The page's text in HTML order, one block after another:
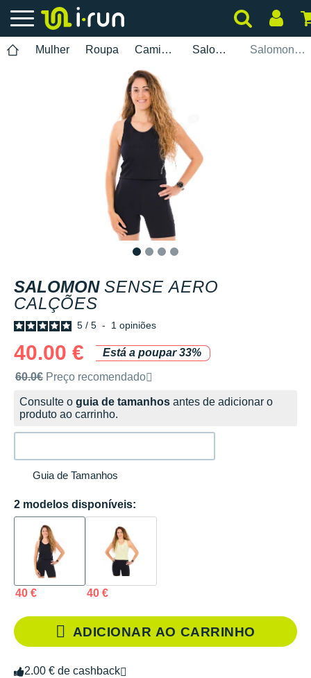
Mulher Roupa Camisolas Sem Mangas Salomon Salomon Sense Aero Calções
SALOMON SENSE AERO
CALÇÕES
5 / 5 - 1 opiniões
40.00 €
Está a poupar 33%
Preço de venda recomendado pela marca
60.0€ Preço recomendado
Consulte o guia de tamanhos antes de adicionar o
produto ao carrinho.
Guia de Tamanhos
2 modelos disponíveis:
40 € 40 €
ADICIONAR AO CARRINHO
2.00 € de cashback